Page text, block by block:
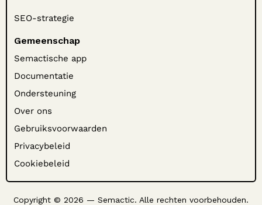
SEO-strategie
Gemeenschap
Semactische app
Documentatie
Ondersteuning
Over ons
Gebruiksvoorwaarden
Privacybeleid
Cookiebeleid
Copyright © 2026 — Semactic. Alle rechten voorbehouden.